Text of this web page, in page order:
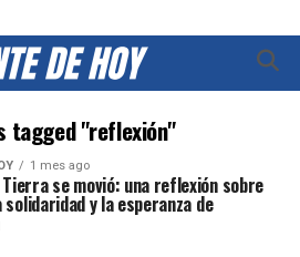
tagged "reflexión"
1 mes ago
Tierra se movió: una reflexión sobre
solidaridad y la esperanza de